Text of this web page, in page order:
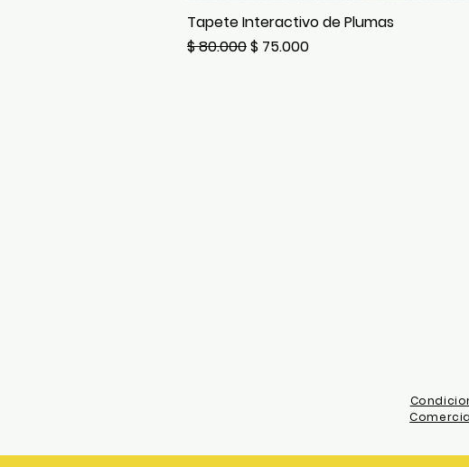
Tapete Interactivo de Plumas
Precio
$ 80.000Precio de oferta
$ 75.000